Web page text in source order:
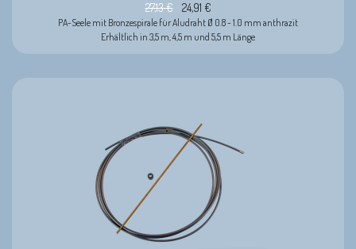
27,13€ 24,91 €
PA-Seele mit Bronzespirale für Aludraht Ø 0.8 - 1.0 mm anthrazit
Erhältlich in 3,5 m, 4,5 m und 5,5 m Länge